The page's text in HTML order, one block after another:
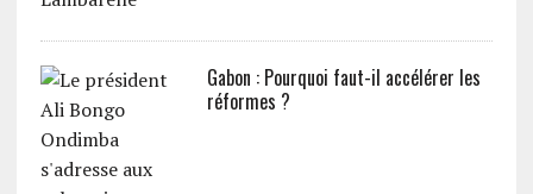
Gabon : Pourquoi faut-il accélérer les
réformes ?